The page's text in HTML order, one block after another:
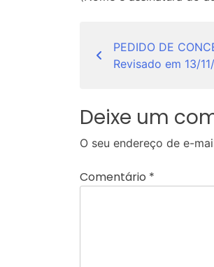
Navegação
de
PEDIDO DE
Revisado em 13/
Deixe um
O seu endereço de e-
Comentário *